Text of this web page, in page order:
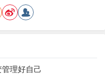
理好自己